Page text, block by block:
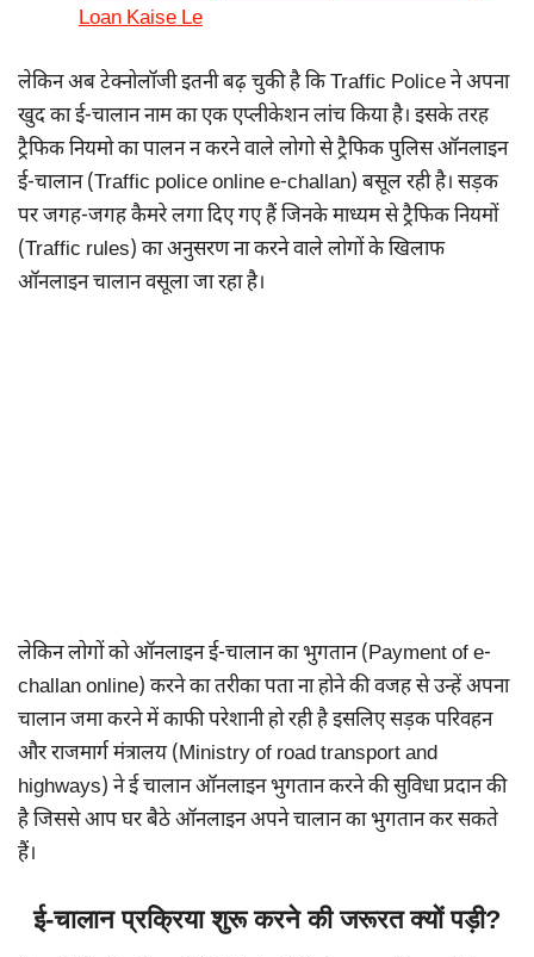
Loan Kaise Le
लेकिन अब टेक्नोलॉजी इतनी बढ़ चुकी है कि Traffic Police ने अपना
खुद का ई-चालान नाम का एक एप्लीकेशन लांच किया है। इसके तरह
ट्रैफिक नियमो का पालन न करने वाले लोगो से ट्रैफिक पुलिस ऑनलाइन
ई-चालान (Traffic police online e-challan) बसूल रही है। सड़क
पर जगह-जगह कैमरे लगा दिए गए हैं जिनके माध्यम से ट्रैफिक नियमों
(Traffic rules) का अनुसरण ना करने वाले लोगों के खिलाफ
ऑनलाइन चालान वसूला जा रहा है।
लेकिन लोगों को ऑनलाइन ई-चालान का भुगतान (Payment of e-
challan online) करने का तरीका पता ना होने की वजह से उन्हें अपना
चालान जमा करने में काफी परेशानी हो रही है इसलिए सड़क परिवहन
और राजमार्ग मंत्रालय (Ministry of road transport and
highways) ने ई चालान ऑनलाइन भुगतान करने की सुविधा प्रदान की
है जिससे आप घर बैठे ऑनलाइन अपने चालान का भुगतान कर सकते
हैं।
ई-चालान प्रक्रिया शुरू करने की जरूरत क्यों पड़ी?